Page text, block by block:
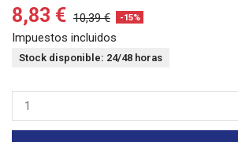
8,83 € 10,39 € -15%
Impuestos incluidos
Stock disponible: 24/48 horas